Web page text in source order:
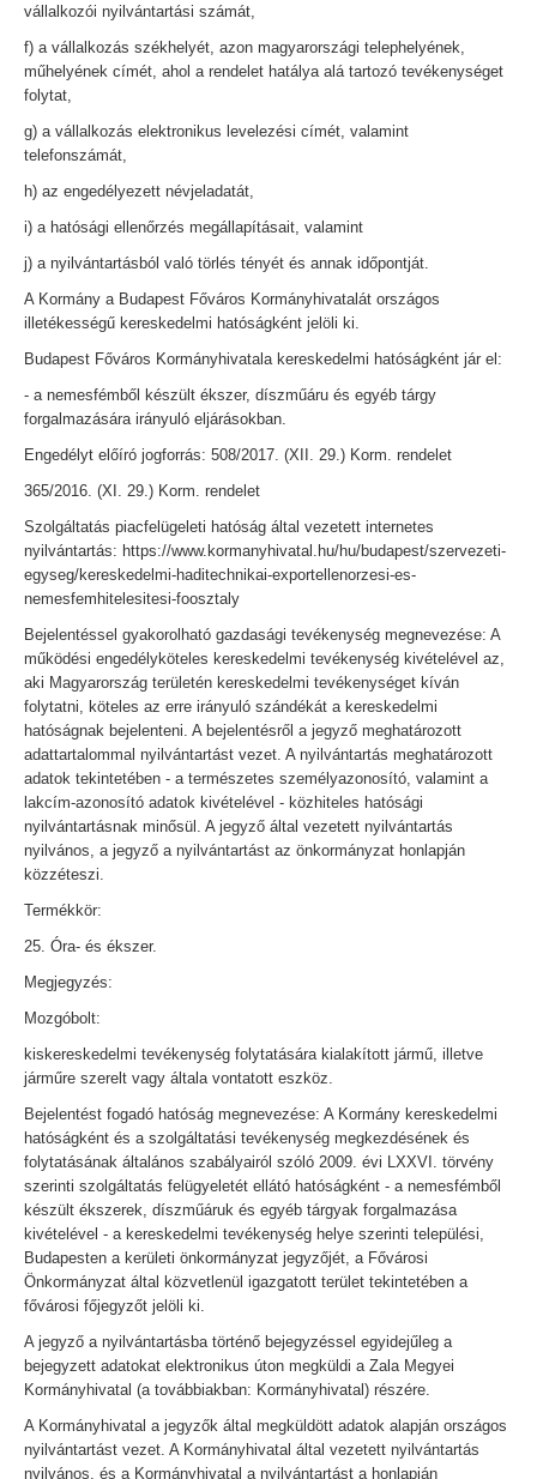
vállalkozói nyilvántartási számát,
f) a vállalkozás székhelyét, azon magyarországi telephelyének,
műhelyének címét, ahol a rendelet hatálya alá tartozó tevékenységet
folytat,
g) a vállalkozás elektronikus levelezési címét, valamint
telefonszámát,
h) az engedélyezett névjeladatát,
i) a hatósági ellenőrzés megállapításait, valamint
j) a nyilvántartásból való törlés tényét és annak időpontját.
A Kormány a Budapest Főváros Kormányhivatalát országos
illetékességű kereskedelmi hatóságként jelöli ki.
Budapest Főváros Kormányhivatala kereskedelmi hatóságként jár el:
- a nemesfémből készült ékszer, díszműáru és egyéb tárgy
forgalmazására irányuló eljárásokban.
Engedélyt előíró jogforrás: 508/2017. (XII. 29.) Korm. rendelet
365/2016. (XI. 29.) Korm. rendelet
Szolgáltatás piacfelügeleti hatóság által vezetett internetes
nyilvántartás: https://www.kormanyhivatal.hu/hu/budapest/szervezeti-
egyseg/kereskedelmi-haditechnikai-exportellenorzesi-es-
nemesfemhitelesitesi-foosztaly
Bejelentéssel gyakorolható gazdasági tevékenység megnevezése: A
működési engedélyköteles kereskedelmi tevékenység kivételével az,
aki Magyarország területén kereskedelmi tevékenységet kíván
folytatni, köteles az erre irányuló szándékát a kereskedelmi
hatóságnak bejelenteni. A bejelentésről a jegyző meghatározott
adattartalommal nyilvántartást vezet. A nyilvántartás meghatározott
adatok tekintetében - a természetes személyazonosító, valamint a
lakcím-azonosító adatok kivételével - közhiteles hatósági
nyilvántartásnak minősül. A jegyző által vezetett nyilvántartás
nyilvános, a jegyző a nyilvántartást az önkormányzat honlapján
közzéteszi.
Termékkör:
25. Óra- és ékszer.
Megjegyzés:
Mozgóbolt:
kiskereskedelmi tevékenység folytatására kialakított jármű, illetve
járműre szerelt vagy általa vontatott eszköz.
Bejelentést fogadó hatóság megnevezése: A Kormány kereskedelmi
hatóságként és a szolgáltatási tevékenység megkezdésének és
folytatásának általános szabályairól szóló 2009. évi LXXVI. törvény
szerinti szolgáltatás felügyeletét ellátó hatóságként - a nemesfémből
készült ékszerek, díszműáruk és egyéb tárgyak forgalmazása
kivételével - a kereskedelmi tevékenység helye szerinti települési,
Budapesten a kerületi önkormányzat jegyzőjét, a Fővárosi
Önkormányzat által közvetlenül igazgatott terület tekintetében a
fővárosi főjegyzőt jelöli ki.
A jegyző a nyilvántartásba történő bejegyzéssel egyidejűleg a
bejegyzett adatokat elektronikus úton megküldi a Zala Megyei
Kormányhivatal (a továbbiakban: Kormányhivatal) részére.
A Kormányhivatal a jegyzők által megküldött adatok alapján országos
nyilvántartást vezet. A Kormányhivatal által vezetett nyilvántartás
nyilvános, és a Kormányhivatal a nyilvántartást a honlapján